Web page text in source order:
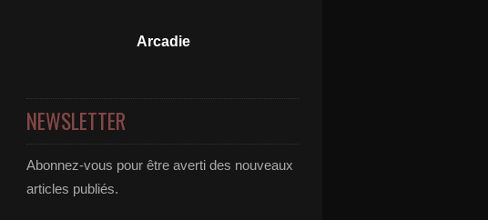
Arcadie
NEWSLETTER
Abonnez-vous pour être averti des nouveaux
articles publiés.